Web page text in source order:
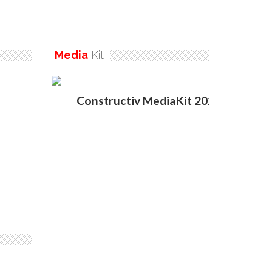
Media Kit
Constructiv MediaKit 2020